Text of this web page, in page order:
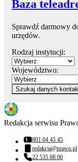
Baza
Sprawdź darmowy
urzędów.
Rodzaj instytucji:
Województwo:
Szukaj danych
Redakcja serwisu
Numer telefonu:
801 04 45 45
Adres email:
redakcja@prawo.pl
22 535 88 00